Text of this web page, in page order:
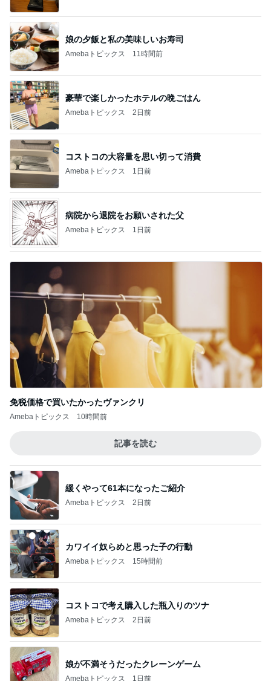
娘の夕飯と私の美味しいお寿司
Amebaトピックス 11時間前
豪華で楽しかったホテルの晩ごはん
Amebaトピックス 2日前
コストコの大容量を思い切って消費
Amebaトピックス 1日前
病院から退院をお願いされた父
Amebaトピックス 1日前
免税価格で買いたかったヴァンクリ
Amebaトピックス 10時間前
記事を読む
緩くやって61本になったご紹介
Amebaトピックス 2日前
カワイイ奴らめと思った子の行動
Amebaトピックス 15時間前
コストコで考え購入した瓶入りのツナ
Amebaトピックス 2日前
娘が不満そうだったクレーンゲーム
Amebaトピックス 1日前